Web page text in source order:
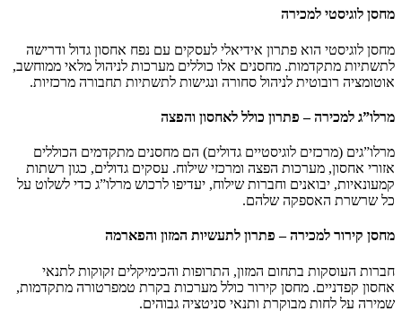
מחסן לוגיסטי למכירה
מחסן לוגיסטי הוא פתרון אידיאלי לעסקים עם נפח אחסון גדול ודרישה
לתשתיות מתקדמות. מחסנים אלו כוללים מערכות לניהול מלאי ממוחשב,
אוטומציה רובוטית לניהול סחורה ונגישות לתשתיות תחבורה מרכזיות.
מרלו”ג למכירה – פתרון כולל לאחסון והפצה
מרלו”גים (מרכזים לוגיסטיים גדולים) הם מחסנים מתקדמים הכוללים
אזורי אחסון, מערכות הפצה ומרכזי שילוח. עסקים גדולים, כגון רשתות
קמעונאיות, יבואנים וחברות שילוח, יעדיפו לרכוש מרלו”ג כדי לשלוט על
כל שרשרת האספקה שלהם.
מחסן קירור למכירה – פתרון לתעשיות המזון והפארמה
חברות העוסקות בתחום המזון, התרופות והכימיקלים זקוקות לתנאי
אחסון קפדניים. מחסן קירור כולל מערכות בקרת טמפרטורה מתקדמות,
שמירה על לחות מבוקרת ותנאי סניטציה גבוהים.